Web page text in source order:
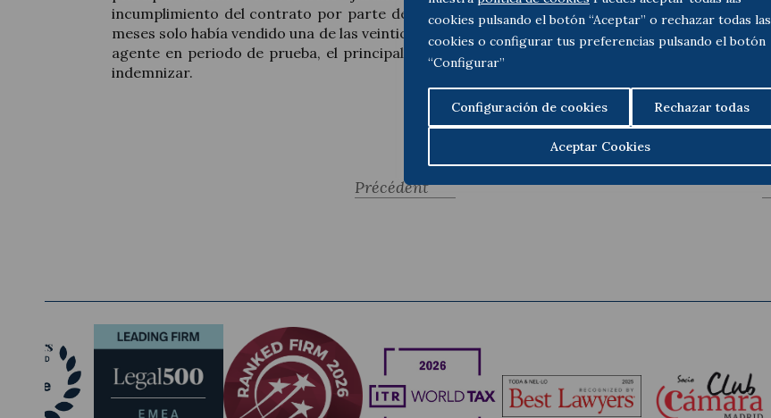
cookies pulsando el botón “Aceptar” o rechazar todas las
cookies o configurar tus preferencias pulsando el botón
“Configurar”
Configuración de cookies Rechazar todas
Aceptar Cookies
incumplimiento del contrato por parte del agente, el cual en cinco
meses solo había vendido una de las veinticinco viviendas. Estando el
agente en periodo de prueba, el principal entendía que nada debía
indemnizar.
Précédent